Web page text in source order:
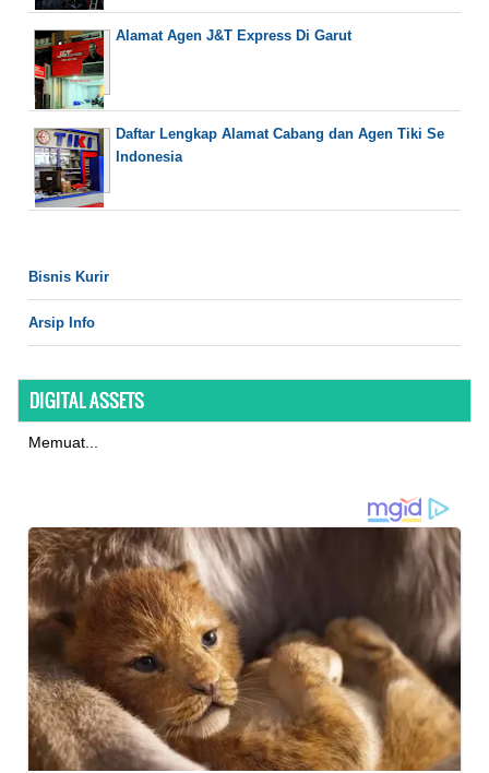
Alamat Agen J&T Express Di Garut
Daftar Lengkap Alamat Cabang dan Agen Tiki Se
Indonesia
Bisnis Kurir
Arsip Info
DIGITAL ASSETS
Memuat...